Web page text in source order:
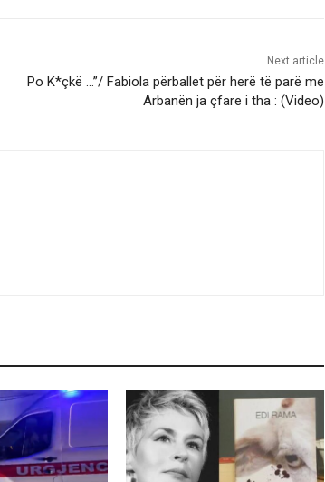
Next article
Po K*çkë …”/ Fabiola përballet për herë të parë me
Arbanën ja çfare i tha : (Video)